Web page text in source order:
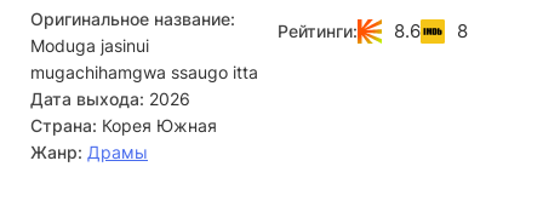
справиться с внутренними барьерами. Героям предстоит
не только обрести поддержку, но и разобраться в себе,
чтобы преодолеть творческие и личные кризисы.
Оригинальное название:
Moduga jasinui
mugachihamgwa ssaugo itta
Дата выхода: 2026
Страна: Корея Южная
Жанр: Драмы
Рейтинги: 8.6 8